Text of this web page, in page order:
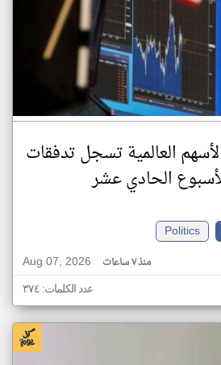
العالمية تسجل تدفقات
الحادي عشر
Politics
Aug 07, 2026
منذ ٧ ساعات
عدد الكلمات: ٣٧٤